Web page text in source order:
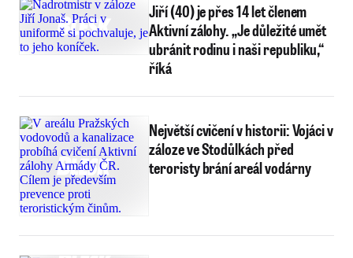
Jiří (40) je přes 14 let členem
Aktivní zálohy. „Je důležité umět
ubránit rodinu i naši republiku,“
říká
Největší cvičení v historii: Vojáci v
záloze ve Stodůlkách před
teroristy brání areál vodárny